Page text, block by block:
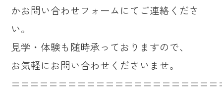
かお問い合わせフォームにてご連絡くださ
い。
見学・体験も随時承っておりますので、
お気軽にお問い合わせくださいませ。